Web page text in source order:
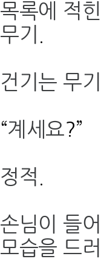
목록에 적
무기
건기는 무
“계세요?”
정적
손님이 들
모습을 드